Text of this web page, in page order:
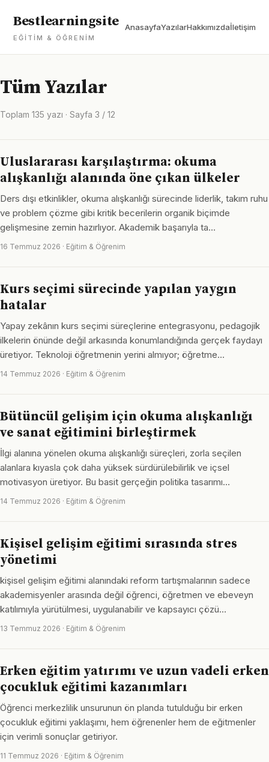
Bestlearningsite
EĞITIM & ÖĞRENIM
AnasayfaYazılarHakkımızdaİletişim
Tüm Yazılar
Toplam 135 yazı · Sayfa 3 / 12
Uluslararası karşılaştırma: okuma
alışkanlığı alanında öne çıkan ülkeler
Ders dışı etkinlikler, okuma alışkanlığı sürecinde liderlik, takım ruhu
ve problem çözme gibi kritik becerilerin organik biçimde
gelişmesine zemin hazırlıyor. Akademik başarıyla ta…
16 Temmuz 2026 · Eğitim & Öğrenim
Kurs seçimi sürecinde yapılan yaygın
hatalar
Yapay zekânın kurs seçimi süreçlerine entegrasyonu, pedagojik
ilkelerin önünde değil arkasında konumlandığında gerçek faydayı
üretiyor. Teknoloji öğretmenin yerini almıyor; öğretme…
14 Temmuz 2026 · Eğitim & Öğrenim
Bütüncül gelişim için okuma alışkanlığı
ve sanat eğitimini birleştirmek
İlgi alanına yönelen okuma alışkanlığı süreçleri, zorla seçilen
alanlara kıyasla çok daha yüksek sürdürülebilirlik ve içsel
motivasyon üretiyor. Bu basit gerçeğin politika tasarımı…
14 Temmuz 2026 · Eğitim & Öğrenim
Kişisel gelişim eğitimi sırasında stres
yönetimi
kişisel gelişim eğitimi alanındaki reform tartışmalarının sadece
akademisyenler arasında değil öğrenci, öğretmen ve ebeveyn
katılımıyla yürütülmesi, uygulanabilir ve kapsayıcı çözü…
13 Temmuz 2026 · Eğitim & Öğrenim
Erken eğitim yatırımı ve uzun vadeli erken
çocukluk eğitimi kazanımları
Öğrenci merkezlilik unsurunun ön planda tutulduğu bir erken
çocukluk eğitimi yaklaşımı, hem öğrenenler hem de eğitmenler
için verimli sonuçlar getiriyor.
11 Temmuz 2026 · Eğitim & Öğrenim